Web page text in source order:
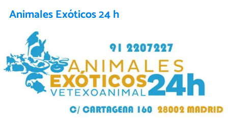
Animales Exóticos 24 h